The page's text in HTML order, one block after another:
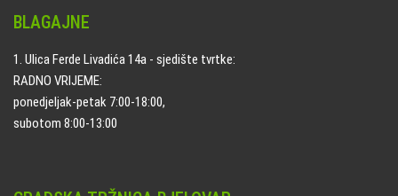
BLAGAJNE
1. Ulica Ferde Livadića 14a - sjedište tvrtke:
RADNO VRIJEME:
ponedjeljak-petak 7:00-18:00,
subotom 8:00-13:00